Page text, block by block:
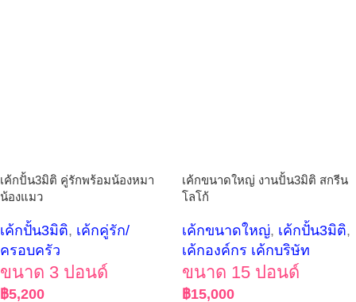
เค้กปั้น3มิติ คู่รักพร้อมน้องหมา
น้องแมว
เค้กปั้น3มิติ, เค้กคู่รัก/
ครอบครัว
ขนาด 3 ปอนด์
฿5,200
เค้กขนาดใหญ่ งานปั้น3มิติ สกรีน
โลโก้
เค้กขนาดใหญ่, เค้กปั้น3มิติ,
เค้กองค์กร เค้กบริษัท
ขนาด 15 ปอนด์
฿15,000